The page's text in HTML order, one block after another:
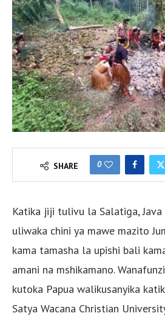
SHARE 0
Katika jiji tulivu la Salatiga,
uliwaka chini ya mawe mazito
kama tamasha la upishi bali
amani na mshikamano.
kutoka Papua walikusanyika
Satya Wacana Christian